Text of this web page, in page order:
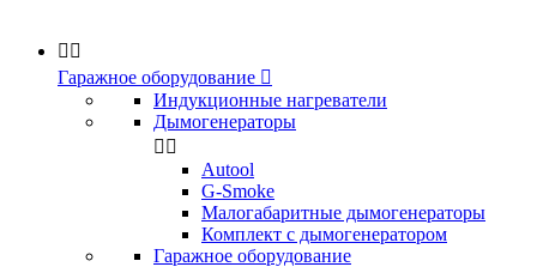
 
Гаражное оборудование 
Индукционные нагреватели
Дымогенераторы
 
Аutool
G-Smoke
Малогабаритные дымогенераторы
Комплект с дымогенератором
Гаражное оборудование